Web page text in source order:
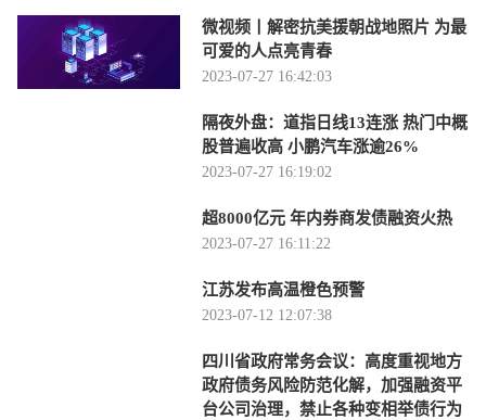
微视频丨解密抗美援朝战地照片 为最
可爱的人点亮青春
2023-07-27 16:42:03
隔夜外盘：道指日线13连涨 热门中概
股普遍收高 小鹏汽车涨逾26%
2023-07-27 16:19:02
超8000亿元 年内券商发债融资火热
2023-07-27 16:11:22
江苏发布高温橙色预警
2023-07-12 12:07:38
四川省政府常务会议：高度重视地方
政府债务风险防范化解，加强融资平
台公司治理，禁止各种变相举债行为